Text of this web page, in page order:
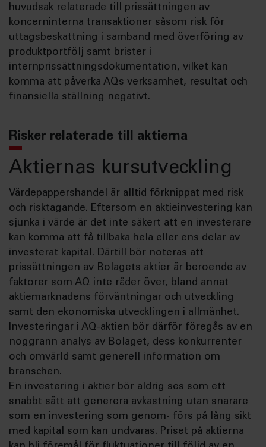
huvudsak relaterade till prissättningen av
koncerninterna transaktioner såsom risk för
uttagsbeskattning i samband med överföring av
produktportfölj samt brister i
internprissättningsdokumentation, vilket kan
komma att påverka AQs verksamhet, resultat och
finansiella ställning negativt.
Risker relaterade till aktierna
Aktiernas kursutveckling
Värdepappershandel är alltid förknippat med risk
och risktagande. Eftersom en aktieinvestering kan
sjunka i värde är det inte säkert att en investerare
kan komma att få tillbaka hela eller ens delar av
investerat kapital. Därtill bör noteras att
prissättningen av Bolagets aktier är beroende av
faktorer som AQ inte råder över, bland annat
aktiemarknadens förväntningar och utveckling
samt den ekonomiska utvecklingen i allmänhet.
Investeringar i AQ-aktien bör därför föregås av en
noggrann analys av Bolaget, dess konkurrenter
och omvärld samt generell information om
branschen.
En investering i aktier bör aldrig ses som ett
snabbt sätt att generera avkastning utan snarare
som en investering som genom- förs på lång sikt
med kapital som kan undvaras. Priset på aktierna